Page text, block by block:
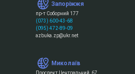
Запоріжжя
пр-т Соборний 177
(073) 600-43-68
(095) 472-89-09
azbuka.zp@ukr.net
Миколаїв
Проспект Центральний, 67